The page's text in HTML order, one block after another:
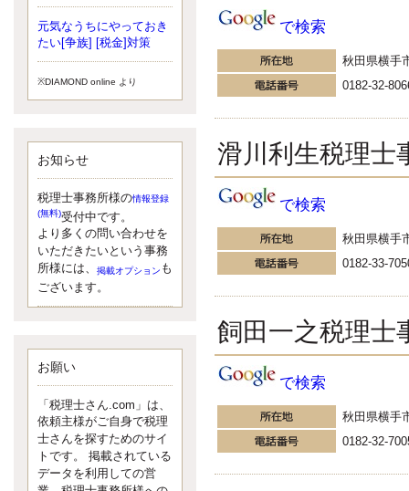
サクセス税理士のお役立ち
ブログ
平成２７年１月１日以降開始の相
続より、相続税の基礎控除額（相
続税が課税されない遺産の上限
しています。
更新:2017年5月1日(大阪市中央区)
湘南BUN税理士事務所
湘南のぽっちゃり女性税理
士松村文子と湘南ＢＵ
また最近、税理士試験のご相談を
受けることおおくなりました。受
験申し込み受け付け開始になるか
ダメと思う前に、全力で勝負して
みたいです！
京都のやわらか女性税理
イクメン税理士による税金
ブログです。
元気なうちにやっておき
たい[争族] [税金]対策
※DIAMOND online より
お知らせ
税理士事務所様の情報登録
(無料)受付中です。
より多くの問い合わせを
いただきたいという事務
所様には、
掲載オプション も
ございます。
お願い
「税理士さん.com」は、
依頼主様がご自身で税理
士さんを探すためのサイ
トです。 掲載されている
データを利用しての営
で検索
秋田県横手
0182-32-
滑川利生税理士
で検索
秋田県横手
0182-33-
飼田一之税理士
で検索
秋田県横手
0182-32-